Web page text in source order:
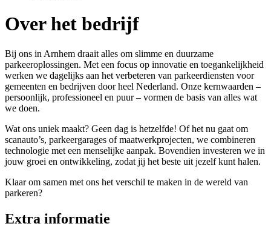
Over het bedrijf
Bij ons in Arnhem draait alles om slimme en duurzame
parkeeroplossingen. Met een focus op innovatie en toegankelijkheid
werken we dagelijks aan het verbeteren van parkeerdiensten voor
gemeenten en bedrijven door heel Nederland. Onze kernwaarden –
persoonlijk, professioneel en puur – vormen de basis van alles wat
we doen.
Wat ons uniek maakt? Geen dag is hetzelfde! Of het nu gaat om
scanauto’s, parkeergarages of maatwerkprojecten, we combineren
technologie met een menselijke aanpak. Bovendien investeren we in
jouw groei en ontwikkeling, zodat jij het beste uit jezelf kunt halen.
Klaar om samen met ons het verschil te maken in de wereld van
parkeren?
Extra informatie